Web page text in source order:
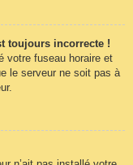
toujours incorrecte !
votre fuseau horaire et
le serveur ne soit pas à